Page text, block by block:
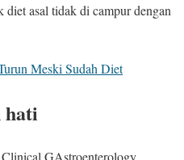
asal tidak di campur dengan
Meski Sudah Diet
hati